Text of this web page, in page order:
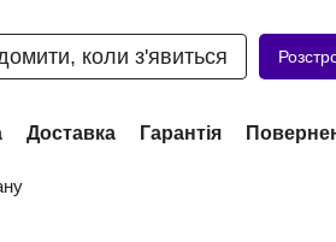
коли з'явиться
Доставка Гарантія